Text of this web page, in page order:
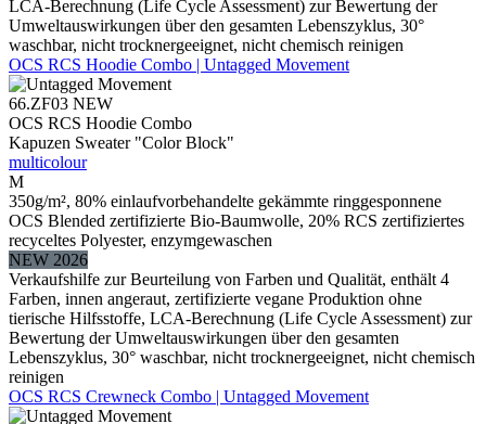
LCA-Berechnung (Life Cycle Assessment) zur Bewertung der
Umweltauswirkungen über den gesamten Lebenszyklus, 30°
waschbar, nicht trocknergeeignet, nicht chemisch reinigen
OCS RCS Hoodie Combo | Untagged Movement
66.ZF03 NEW
OCS RCS Hoodie Combo
Kapuzen Sweater "Color Block"
multicolour
M
350g/m², 80% einlaufvorbehandelte gekämmte ringgesponnene
OCS Blended zertifizierte Bio-Baumwolle, 20% RCS zertifiziertes
recyceltes Polyester, enzymgewaschen
NEW 2026
Verkaufshilfe zur Beurteilung von Farben und Qualität, enthält 4
Farben, innen angeraut, zertifizierte vegane Produktion ohne
tierische Hilfsstoffe, LCA-Berechnung (Life Cycle Assessment) zur
Bewertung der Umweltauswirkungen über den gesamten
Lebenszyklus, 30° waschbar, nicht trocknergeeignet, nicht chemisch
reinigen
OCS RCS Crewneck Combo | Untagged Movement